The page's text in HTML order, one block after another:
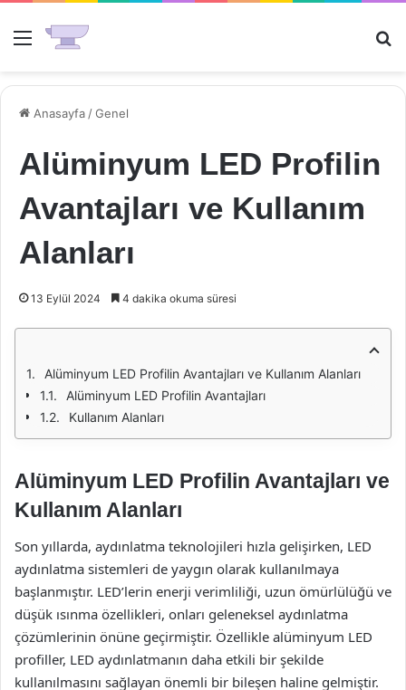
Menü
Anasayfa /Genel
Alüminyum LED Profilin
Avantajları ve Kullanım
Alanları
13 Eylül 2024 4 dakika okuma süresi
Alüminyum LED Profilin Avantajları ve Kullanım Alanları
Alüminyum LED Profilin Avantajları
Kullanım Alanları
Alüminyum LED Profilin Avantajları ve
Kullanım Alanları
Son yıllarda, aydınlatma teknolojileri hızla gelişirken, LED
aydınlatma sistemleri de yaygın olarak kullanılmaya
başlanmıştır. LED’lerin enerji verimliliği, uzun ömürlülüğü ve
düşük ısınma özellikleri, onları geleneksel aydınlatma
çözümlerinin önüne geçirmiştir. Özellikle alüminyum LED
profiller, LED aydınlatmanın daha etkili bir şekilde
kullanılmasını sağlayan önemli bir bileşen haline gelmiştir.